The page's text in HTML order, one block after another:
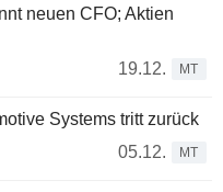
neuen CFO; Aktien
19.12.
MT
Systems tritt zurück
05.12.
MT